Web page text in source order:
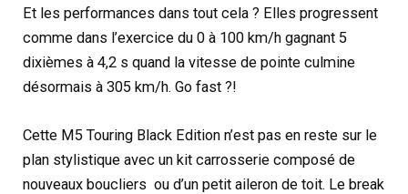
Et les performances dans tout cela ? Elles progressent
comme dans l’exercice du 0 à 100 km/h gagnant 5
dixièmes à 4,2 s quand la vitesse de pointe culmine
désormais à 305 km/h. Go fast ?!
Cette M5 Touring Black Edition n’est pas en reste sur le
plan stylistique avec un kit carrosserie composé de
nouveaux boucliers ou d’un petit aileron de toit. Le break